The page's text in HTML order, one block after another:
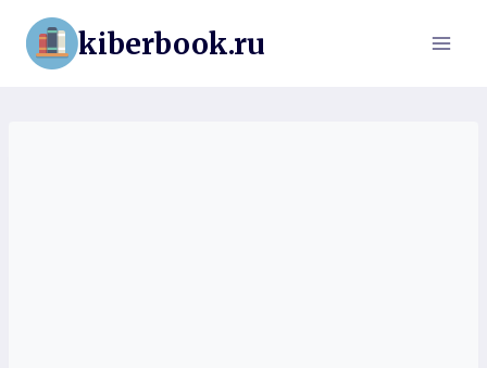
Перейти
содержимому
kiberbook.ru